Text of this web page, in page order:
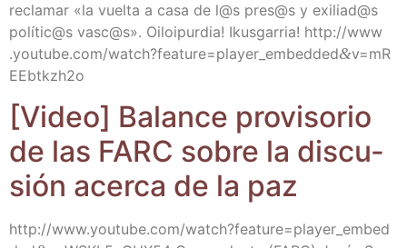
recla­mar «la vuel­ta a casa de l@s pres@s y exiliad@s
polític@s vasc@s». Oiloi­pur­dia! Ikus­ga­rria! http://​www​
.you​tu​be​.com/​w​a​t​c​h​?​f​e​a​t​u​r​e​=​p​l​a​y​e​r​_​e​m​b​e​d​d​e​d​&​v​=​m​R​
E​E​b​t​k​z​h2o
[Video] Balan­ce pro­vi­so­rio
de las FARC sobre la dis­cu­
sión acer­ca de la paz
http://​www​.you​tu​be​.com/​w​a​t​c​h​?​f​e​a​t​u​r​e​=​p​l​a​y​e​r​_​e​m​b​e​d​